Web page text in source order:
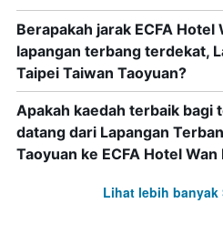
Berapakah jarak ECFA Hotel
lapangan terbang terdekat,
Taipei Taiwan Taoyuan?
Apakah kaedah terbaik bagi
datang dari Lapangan
Taoyuan ke ECFA Hotel Wan
Lihat lebih banyak